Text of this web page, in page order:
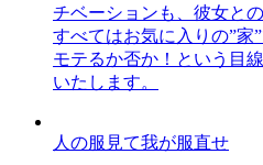
チベーションも、彼女と
すべてはお気に入りの”家
モテるか否か！という目
いたします。
人の服見て我が服直せ